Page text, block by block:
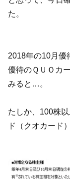
た。
2018年の10月優
優待のＱＵＯカ
みると…。
たしか、100株
ド（クオカード